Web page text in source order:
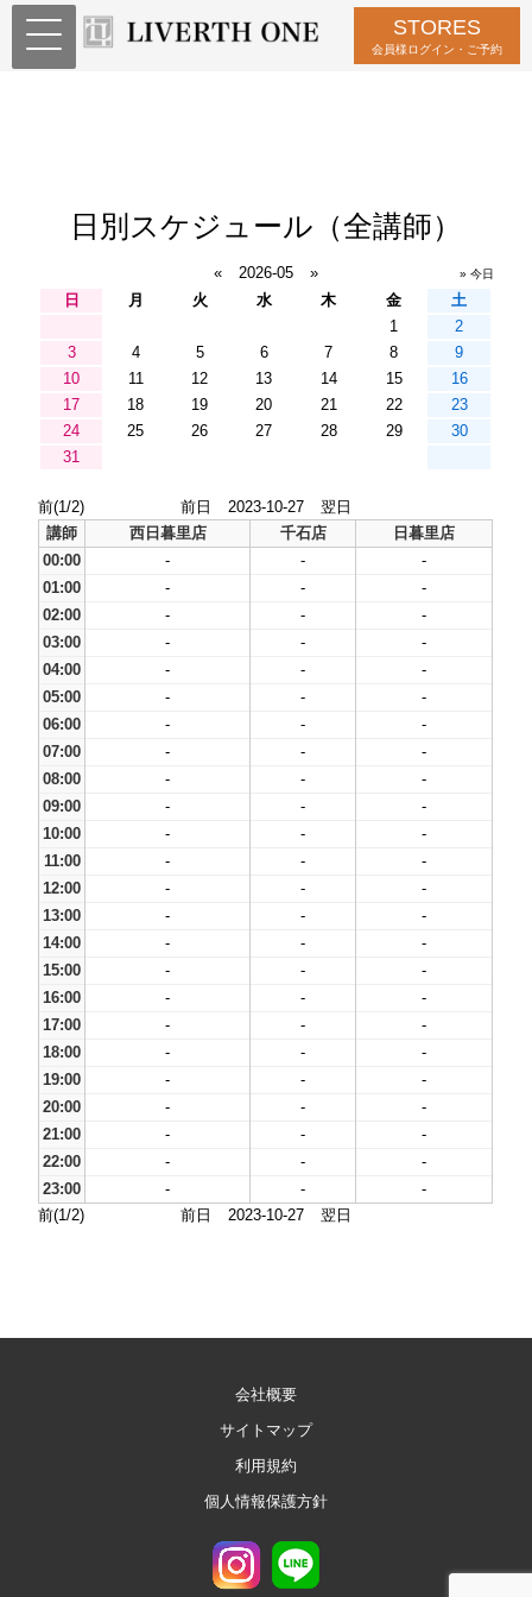
STORES
会員様ログイン・ご予約
日別スケジュール（全講師）
« 2026-05 » » 今日
日 月 火 水 木 金
土
1
2
3
4 5 6 7 8
9
10
11 12 13 14 15
16
17
18 19 20 21 22
23
24
25 26 27 28 29
30
31
前(1/2) 前日 2023-10-27
翌日
講師
西日暮里店 千石店
日暮里店
00:00
- -
-
01:00
- -
-
02:00
- -
-
03:00
- -
-
04:00
- -
-
05:00
- -
-
06:00
- -
-
07:00
- -
-
08:00
- -
-
09:00
- -
-
10:00
- -
-
11:00
- -
-
12:00
- -
-
13:00
- -
-
14:00
- -
-
15:00
- -
-
16:00
- -
-
17:00
- -
-
18:00
- -
-
19:00
- -
-
20:00
- -
-
21:00
- -
-
22:00
- -
-
23:00
- -
-
前(1/2)
前日 2023-10-27 翌日
会社概要
サイトマップ
利用規約
個人情報保護方針